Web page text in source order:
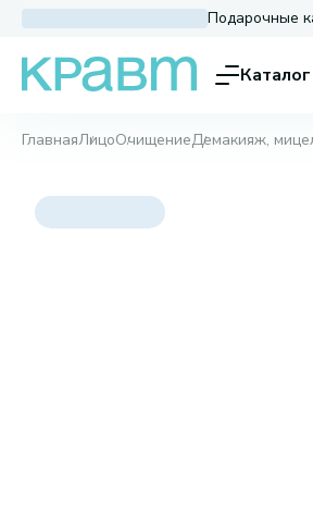
Подарочные
Каталог
ГлавнаяЛицоОчищениеДемакияж,